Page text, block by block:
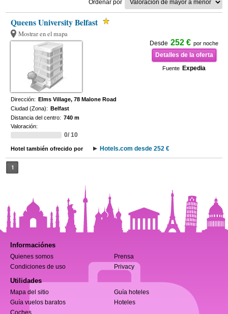
Ordenar por
Queens University Belfast
Mostrar en el mapa
Desde 252 € por noche
Detalles de la oferta
Fuente Expedia
Dirección: Elms Village, 78 Malone Road
Ciudad (Zona): Belfast
Distancia del centro: 740 m
Valoración:
0/ 10
Hotel también ofrecido por Hotels.com desde 252 €
1
Informaciónes
Quienes somos
Prensa
Condiciones de uso
Privacy
Utilidades
Mapa del sitio
Guía hoteles
Guía vuelos baratos
Hoteles
Coches